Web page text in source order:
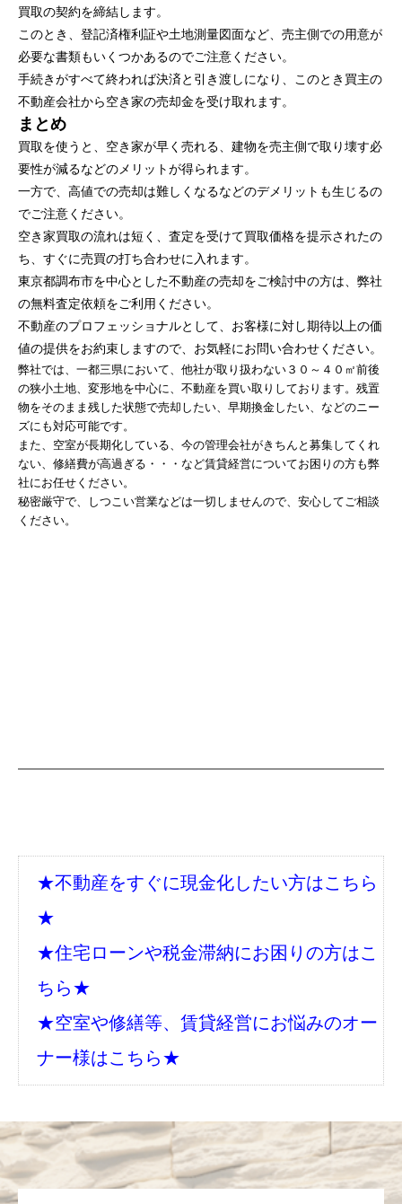
買取の契約を締結します。
このとき、登記済権利証や土地測量図面など、売主側での用意が
必要な書類もいくつかあるのでご注意ください。
手続きがすべて終われば決済と引き渡しになり、このとき買主の
不動産会社から空き家の売却金を受け取れます。
まとめ
買取を使うと、空き家が早く売れる、建物を売主側で取り壊す必
要性が減るなどのメリットが得られます。
一方で、高値での売却は難しくなるなどのデメリットも生じるの
でご注意ください。
空き家買取の流れは短く、査定を受けて買取価格を提示されたの
ち、すぐに売買の打ち合わせに入れます。
東京都調布市を中心とした不動産の売却をご検討中の方は、 弊社
の無料査定依頼をご利用ください。
不動産のプロフェッショナルとして、お客様に対し期待以上の価
値の提供をお約束しますので、お気軽にお問い合わせください。
弊社では、一都三県において、他社が取り扱わない３０～４０㎡前後
の狭小土地、変形地を中心に、不動産を買い取りしております。残置
物をそのまま残した状態で売却したい、早期換金したい、などのニー
ズにも対応可能です。
また、空室が長期化している、今の管理会社がきちんと募集してくれ
ない、修繕費が高過ぎる・・・など賃貸経営についてお困りの方も弊
社にお任せください。
秘密厳守で、しつこい営業などは一切しませんので、安心してご相談
ください。
★不動産をすぐに現金化したい方はこちら
★
★住宅ローンや税金滞納にお困りの方はこ
ちら★
★空室や修繕等、賃貸経営にお悩みのオー
ナー様はこちら★